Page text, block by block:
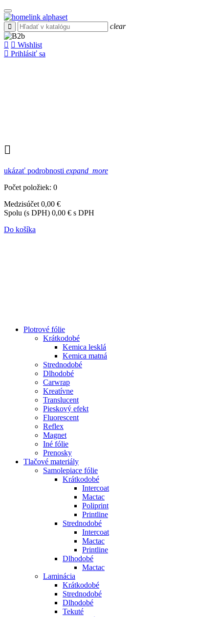
clear
Wishlist
Prihlásiť sa
ukázať podrobnosti expand_more
Počet položiek: 0
Medzisúčet 0,00 €
Spolu (s DPH) 0,00 € s DPH
Do košíka
Plotrové fólie
Krátkodobé
Kemica lesklá
Kemica matná
Strednodobé
Dlhodobé
Carwrap
Kreatívne
Translucent
Pieskový efekt
Fluorescent
Reflex
Magnet
Iné fólie
Prenosky
Tlačové materiály
Samolepiace fólie
Krátkodobé
Intercoat
Mactac
Poliprint
Printline
Strednodobé
Intercoat
Mactac
Printline
Dlhodobé
Mactac
Laminácia
Krátkodobé
Strednodobé
Dlhodobé
Tekuté